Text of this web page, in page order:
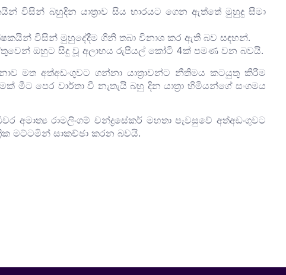
විසින් බහුදින යාත්‍රාව සිය භාරයට ගෙන ඇත්තේ මුහුදු සීමා
විසින් මුහුදේදීම ගිනි තබා විනාශ කර ඇති බව සඳහන්.
ඔහුට සිදු වූ අලාභය රුපියල් කෝටි 4ක් පමණ වන බවයි.
මත අත්අඩංගුවට ගන්නා යාත්‍රාවන්ට නීතිමය කටයුතු කිරීම
පෙර වාර්තා වී නැතැයි බහු දින යාත්‍රා හිමියන්ගේ සංගමය
රාමලිංගම් චන්ද්‍රසේකර් මහතා පැවසුවේ අත්අඩංගුවට
මට්ටමින් සාකච්ඡා කරන බවයි.